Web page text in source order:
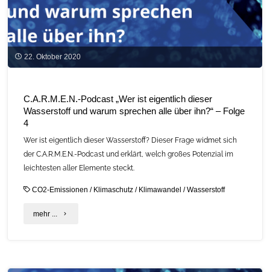
sprechen
alle
über
ihn?“
Folge
22. Oktober 2020
C.A.R.M.E.N.-Podcast „Wer ist eigentlich dieser
Wasserstoff und warum sprechen alle über ihn?“ – Folge
4
Wer ist eigentlich dieser Wasserstoff? Dieser Frage widmet sich
der C.A.R.M.E.N.-Podcast und erklärt, welch großes Potenzial im
leichtesten aller Elemente steckt.
CO2-Emissionen / Klimaschutz / Klimawandel /Wasserstoff
mehr ... "C.A.R.M.E.N.-